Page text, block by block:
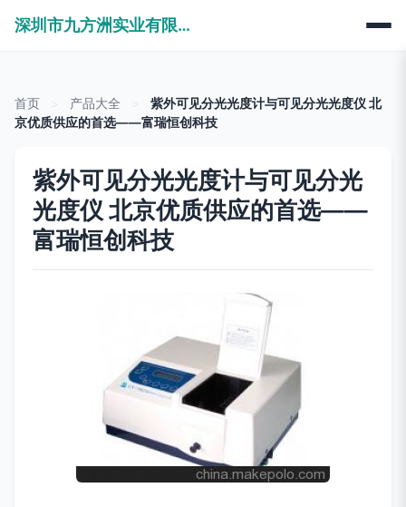
深圳市九方洲实业有限公司
首页 产品大全
紫外可见分光光度计与可见分光光度仪 北
京优质供应的首选——富瑞恒创科技
紫外可见分光光度计与可见分光
光度仪 北京优质供应的首选——
富瑞恒创科技